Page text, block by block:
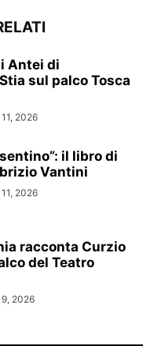
Antei di
sul palco Tosca
2026
il libro di
Vantini
2026
racconta Curzio
del Teatro
2026